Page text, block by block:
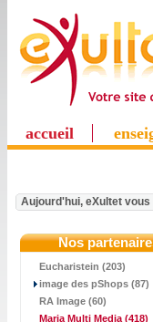
accueil
Aujourd'hui, eXultet vous
Nos
Eucharistein (203)
image des pShops (87)
RA Image (60)
Maria Multi Media (418)